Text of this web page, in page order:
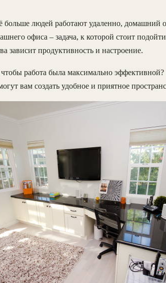
больше людей работают удаленно, домашний
офиса – задача, к которой стоит
зависит продуктивность и настроение.
работа была максимально
вам создать удобное и приятное